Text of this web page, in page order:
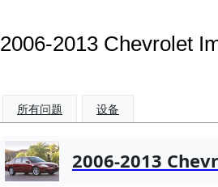
2006-2013 Chevrolet
所有问题 设备
2006-2013